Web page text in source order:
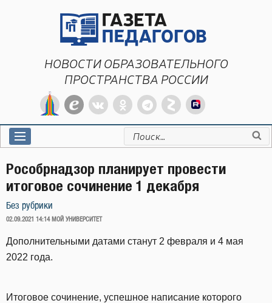
НОВОСТИ ОБРАЗОВАТЕЛЬНОГО
ПРОСТРАНСТВА РОССИИ
Искать:
Рособрнадзор планирует провести
итоговое сочинение 1 декабря
Без рубрики
ОПУБЛИКОВАНО
02.09.2021 14:14 МОЙ УНИВЕРСИТЕТ
Дополнительными датами станут 2 февраля и 4 мая
2022 года.
Итоговое сочинение, успешное написание которого